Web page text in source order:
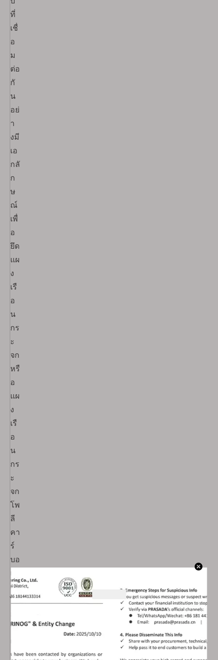
ที่
เชื่
อ
ม
ต่อ
กั
น
อย่
า
งมี
เอ
กลั
ก
ษ
ณ์
เพื่
อ
ยึด
แผ
ง
เรื
อ
น
กร
ะ
จก
หรื
อ
แผ
ง
เรื
อ
น
กร
ะ
จก
โพ
ลี
คา
ร์
บอ
เน
ต
ไว้
อย่
าง
แ
น่